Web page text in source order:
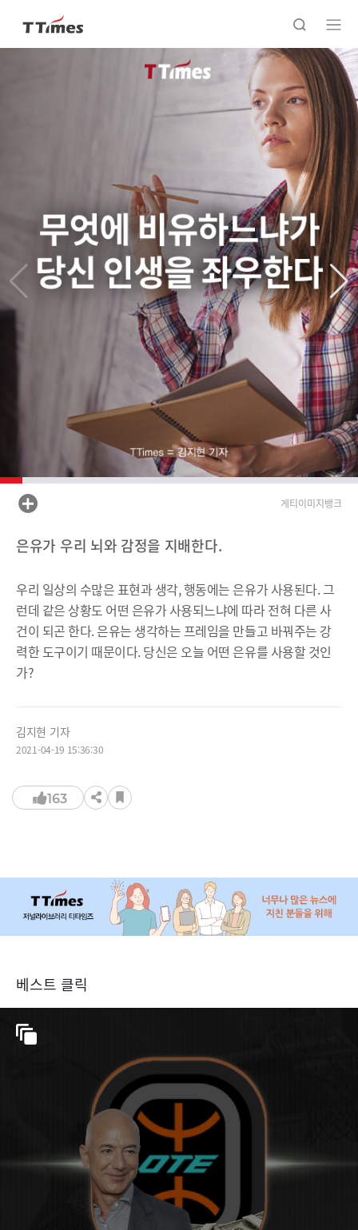
게티이미지뱅크
은유가 우리 뇌와 감정을 지배한다.
우리 일상의 수많은 표현과 생각, 행동에는 은유가 사용된다. 그
런데 같은 상황도 어떤 은유가 사용되느냐에 따라 전혀 다른 사
건이 되곤 한다. 은유는 생각하는 프레임을 만들고 바꿔주는 강
력한 도구이기 때문이다. 당신은 오늘 어떤 은유를 사용할 것인
가?
김지현 기자
2021-04-19 15:36:30
163
베스트 클릭